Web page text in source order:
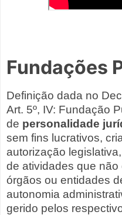
Fundações
Definição dada no
Art. 5º, IV: Fundação
de personalidade
sem fins lucrativos,
autorização
de atividades que
órgãos ou entidades
autonomia
gerido pelos